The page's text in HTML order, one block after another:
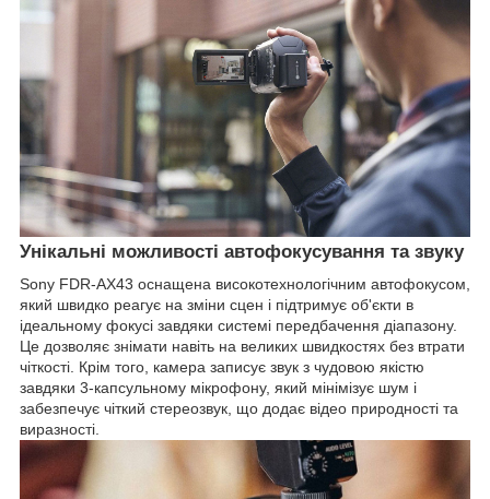
Унікальні можливості автофокусування та звуку
Sony FDR-AX43 оснащена високотехнологічним автофокусом,
який швидко реагує на зміни сцен і підтримує об'єкти в
ідеальному фокусі завдяки системі передбачення діапазону.
Це дозволяє знімати навіть на великих швидкостях без втрати
чіткості. Крім того, камера записує звук з чудовою якістю
завдяки 3-капсульному мікрофону, який мінімізує шум і
забезпечує чіткий стереозвук, що додає відео природності та
виразності.